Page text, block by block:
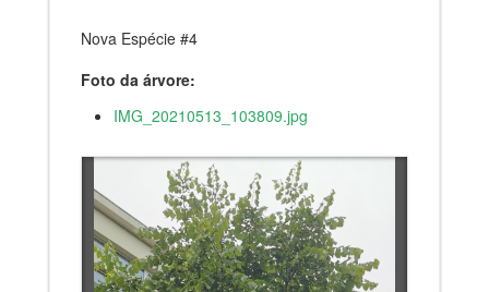
Nova Espécie #4
Foto da árvore:
IMG_20210513_103809.jpg